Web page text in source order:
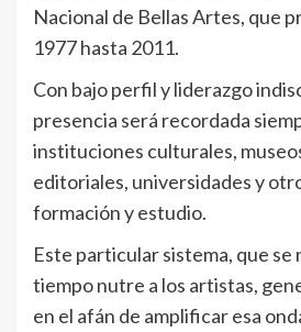
Nacional de Bellas Artes, que
1977 hasta 2011.
Con bajo perfil y liderazgo
presencia será recordada
instituciones culturales,
editoriales, universidades y
formación y estudio.
Este particular sistema, que se
tiempo nutre a los artistas,
en el afán de amplificar esa